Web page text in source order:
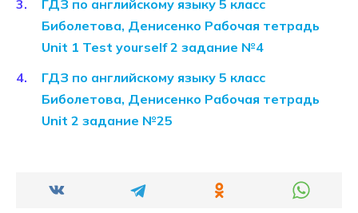
ГДЗ по английскому языку 5 класс
Биболетова, Денисенко Рабочая тетрадь
Unit 1 Test yourself 2 задание №4
ГДЗ по английскому языку 5 класс
Биболетова, Денисенко Рабочая тетрадь
Unit 2 задание №25